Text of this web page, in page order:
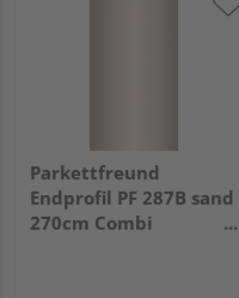
Parkettfreund
Endprofil PF 287B sand
270cm Combi